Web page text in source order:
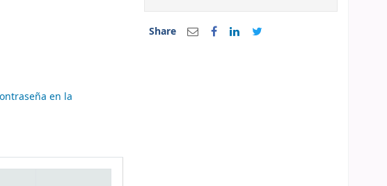
en la
Share